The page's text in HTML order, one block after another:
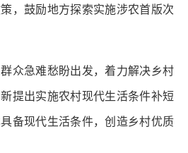
，鼓励地方探索实施涉农首版次
急难愁盼出发，着力解决乡村
提出实施农村现代生活条件补短
备现代生活条件，创造乡村优质